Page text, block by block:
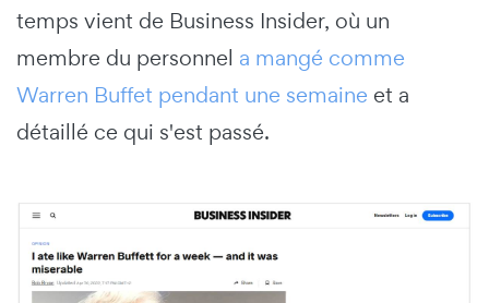
temps vient de Business Insider, où un
membre du personnel a mangé comme
Warren Buffet pendant une semaine et a
détaillé ce qui s'est passé.